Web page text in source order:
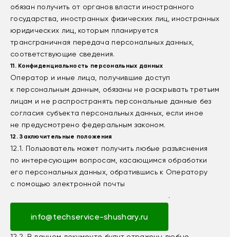
обязан получить от органов власти иностранного
государства, иностранных физических лиц, иностранных
юридических лиц, которым планируется
трансграничная передача персональных данных,
соответствующие сведения.
11. Конфиденциальность персональных данных
Оператор и иные лица, получившие доступ
к персональным данным, обязаны не раскрывать третьим
лицам и не распространять персональные данные без
согласия субъекта персональных данных, если иное
не предусмотрено федеральным законом.
12. Заключительные положения
12.1. Пользователь может получить любые разъяснения
по интересующим вопросам, касающимся обработки
его персональных данных, обратившись к Оператору
с помощью электронной почты
info@techservice-shushary.ru
.